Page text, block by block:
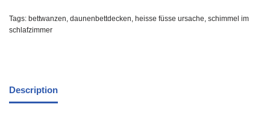
Tags: bettwanzen, daunenbettdecken, heisse füsse ursache, schimmel im
schlafzimmer
Description